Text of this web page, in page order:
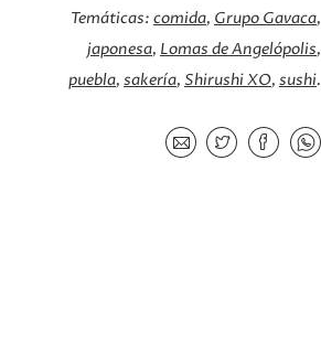
Temáticas: comida Grupo Gavaca
japonesa Lomas de Angelópolis
puebla sakería Shirushi XO sushi